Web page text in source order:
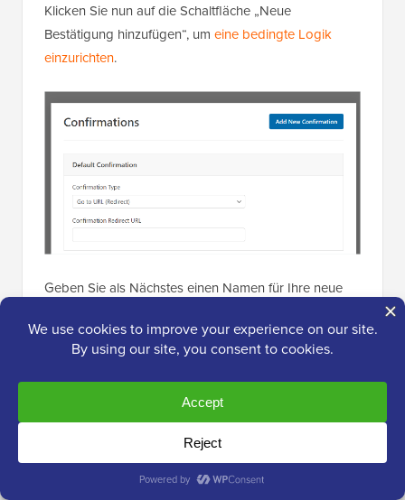
Klicken Sie nun auf die Schaltfläche „Neue
Bestätigung hinzufügen“, um eine bedingte Logik
einzurichten.
Geben Sie als Nächstes einen Namen für Ihre neue
leicht verfolgen können.
Klicken Sie einfach auf die Schaltfläche „OK“, wenn